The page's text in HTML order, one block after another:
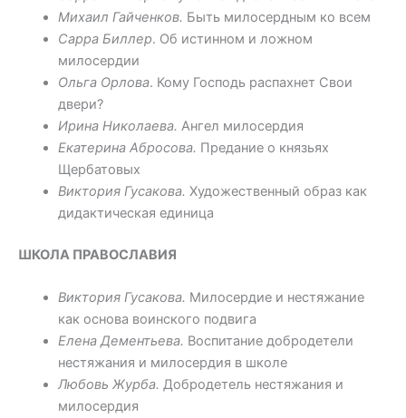
Михаил Гайченков. Быть милосердным ко всем
Сарра Биллер. Об истинном и ложном
милосердии
Ольга Орлова. Кому Господь распахнет Свои
двери?
Ирина Николаева. Ангел милосердия
Екатерина Абросова. Предание о князьях
Щербатовых
Виктория Гусакова. Художественный образ как
дидактическая единица
ШКОЛА ПРАВОСЛАВИЯ
Виктория Гусакова. Милосердие и нестяжание
как основа воинского подвига
Елена Дементьева. Воспитание добродетели
нестяжания и милосердия в школе
Любовь Журба. Добродетель нестяжания и
милосердия